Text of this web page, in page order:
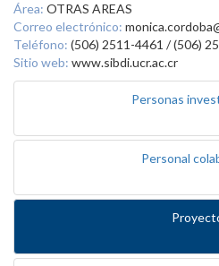
Área: OTRAS AREAS
Correo electrónico:
Teléfono: (506) 2511-4461 / (506)
Sitio web: www.sibdi.ucr.ac.cr
Personas
Personal